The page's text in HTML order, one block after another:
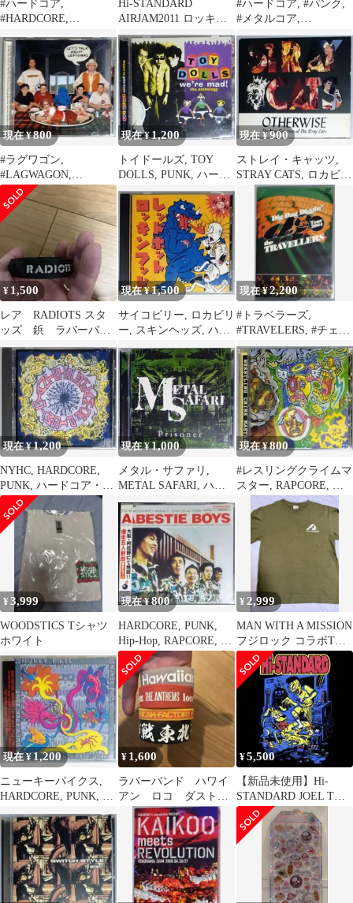
#ハードコア,
#HARDCORE,
SIDE
Hi-STANDARD
AIRJAM2011 ロッキン
ジェリービーンデザイ
ン L
#ハードコア, #パンク,
#メタルコア,
#HARDCORE, #PUNK
現在 ¥800
#ラグワゴン,
#LAGWAGON,
HARDCORE, PUNK, ハ
ードコア
現在 ¥1,200
トイドールズ, TOY
DOLLS, PUNK, ハード
コアパンク
現在 ¥900
ストレイ・キャッツ,
STRAY CATS, ロカビリ
ー, サイコビリー
¥ 1,500
レア RADIOTS スタ
ッズ 鋲 ラバーバン
ド 黒
現在 ¥1,500
サイコビリー, ロカビリ
ー, スキンヘッズ, ハー
現在 ¥2,200
#トラベラーズ,
#TRAVELERS, #チェッ
カーズ, #ブルース
現在 ¥1,200
NYHC, HARDCORE,
PUNK, ハードコア・パ
ンク
現在 ¥1,000
メタル・サファリ,
METAL SAFARI, ハー
ドコア, パンク, メタル
現在 ¥800
#レスリングクライムマ
スター, RAPCORE, ク
ロスオーバー, ハードコ
¥3,999
WOODSTICS Tシャツ
ホワイト
現在 ¥800
HARDCORE, PUNK,
Hip-Hop, RAPCORE, ミ
クスチャー
¥ 2,999
MAN WITH A MISSION
フジロック コラボTシ
ャツ マンウィズ
現在 ¥1,200
ニューキーパイクス,
HARDCORE, PUNK, ハ
ードコア・パンク
¥ 1,600
ラバーバンド ハワイ
アン ロコ ダストボ
ックス ジーフリ東北
ライブハウス大作戦
¥5,500
【新品未使用】Hi-
STANDARD JOEL Tシ
ャツ ブラック XL